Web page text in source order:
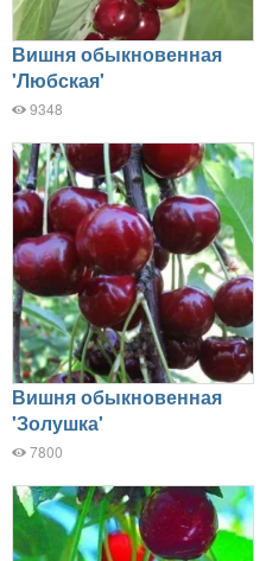
Вишня обыкновенная
'Любская'
9348
Вишня обыкновенная
'Золушка'
7800